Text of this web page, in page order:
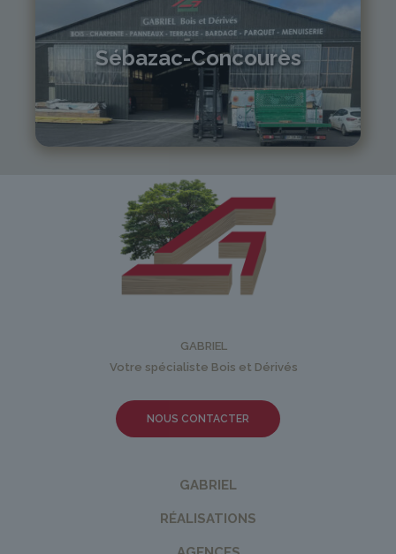
Sébazac-Concourès
05 81 55 83 89
monistrol@gabriel-sa.fr
GABRIEL
Votre spécialiste Bois et Dérivés
NOUS CONTACTER
GABRIEL
RÉALISATIONS